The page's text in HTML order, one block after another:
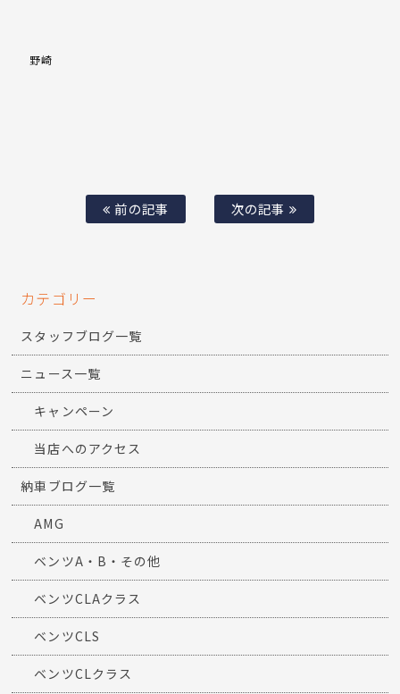
野崎
前の記事 次の記事
カテゴリー
スタッフブログ一覧
ニュース一覧
キャンペーン
当店へのアクセス
納車ブログ一覧
AMG
ベンツA・B・その他
ベンツCLAクラス
ベンツCLS
ベンツCLクラス